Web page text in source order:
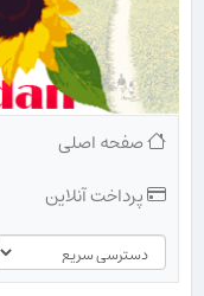
صفحه اصلی
پرداخت آنلاین